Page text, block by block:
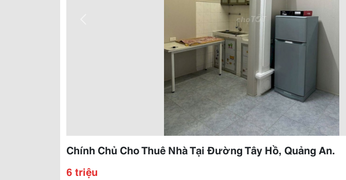
Chính Chủ Cho Thuê Nhà Tại Đường Tây Hồ, Quảng An.
6 triệu